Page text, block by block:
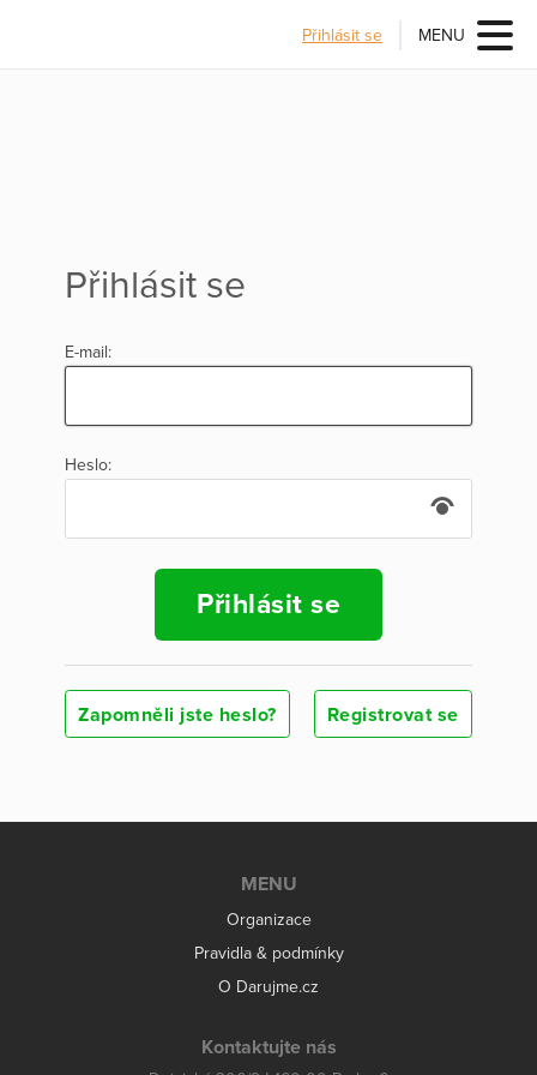
Přihlásit se MENU
Přihlásit se
E-mail:
Heslo:
Přihlásit se
Zapomněli jste heslo? Registrovat se
MENU
Organizace
Pravidla & podmínky
O Darujme.cz
Kontaktujte nás